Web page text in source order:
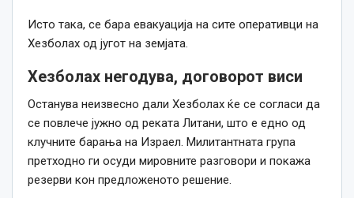
Исто така, се бара евакуација на сите оперативци на
Хезболах од југот на земјата.
Хезболах негодува, договорот виси
Останува неизвесно дали Хезболах ќе се согласи да
се повлече јужно од реката Литани, што е едно од
клучните барања на Израел. Милитантната група
претходно ги осуди мировните разговори и покажа
резерви кон предложеното решение.